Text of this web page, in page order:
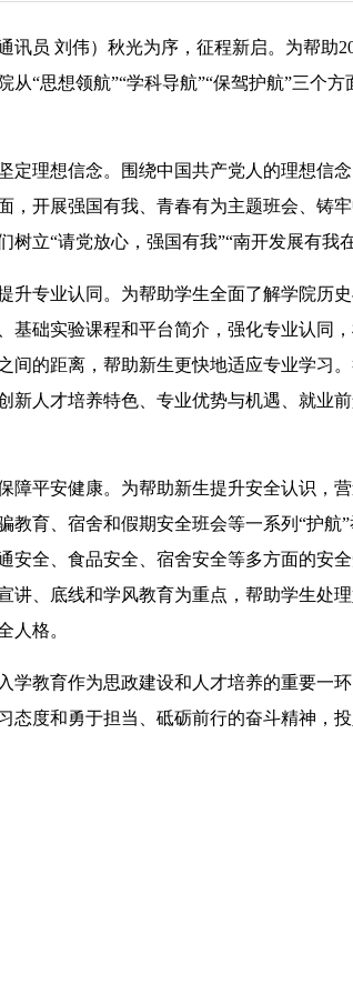
通讯员 刘伟）秋光为序，征程新启。为帮
从“思想领航”“学科导航”“保驾护航”三个
理想信念。围绕中国共产党人的理想信念
，开展强国有我、青春有为主题班会、铸
树立“请党放心，强国有我”“南开发展有我
专业认同。为帮助学生全面了解学院历史
基础实验课程和平台简介，强化专业认同
间的距离，帮助新生更快地适应专业学习
新人才培养特色、专业优势与机遇、就业
平安健康。为帮助新生提升安全认识，
教育、宿舍和假期安全班会等一系列“护
安全、食品安全、宿舍安全等多方面的安
讲、底线和学风教育为重点，帮助学生处
人格。
教育作为思政建设和人才培养的重要一环
态度和勇于担当、砥砺前行的奋斗精神，